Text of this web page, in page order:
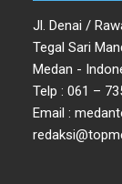
Jl. Denai /
Tegal Sari
Medan -
Telp : 061 –
Email :